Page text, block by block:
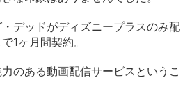
デッドがディズニープラスのみ配
1ヶ月間契約。
のある動画配信サービスというこ